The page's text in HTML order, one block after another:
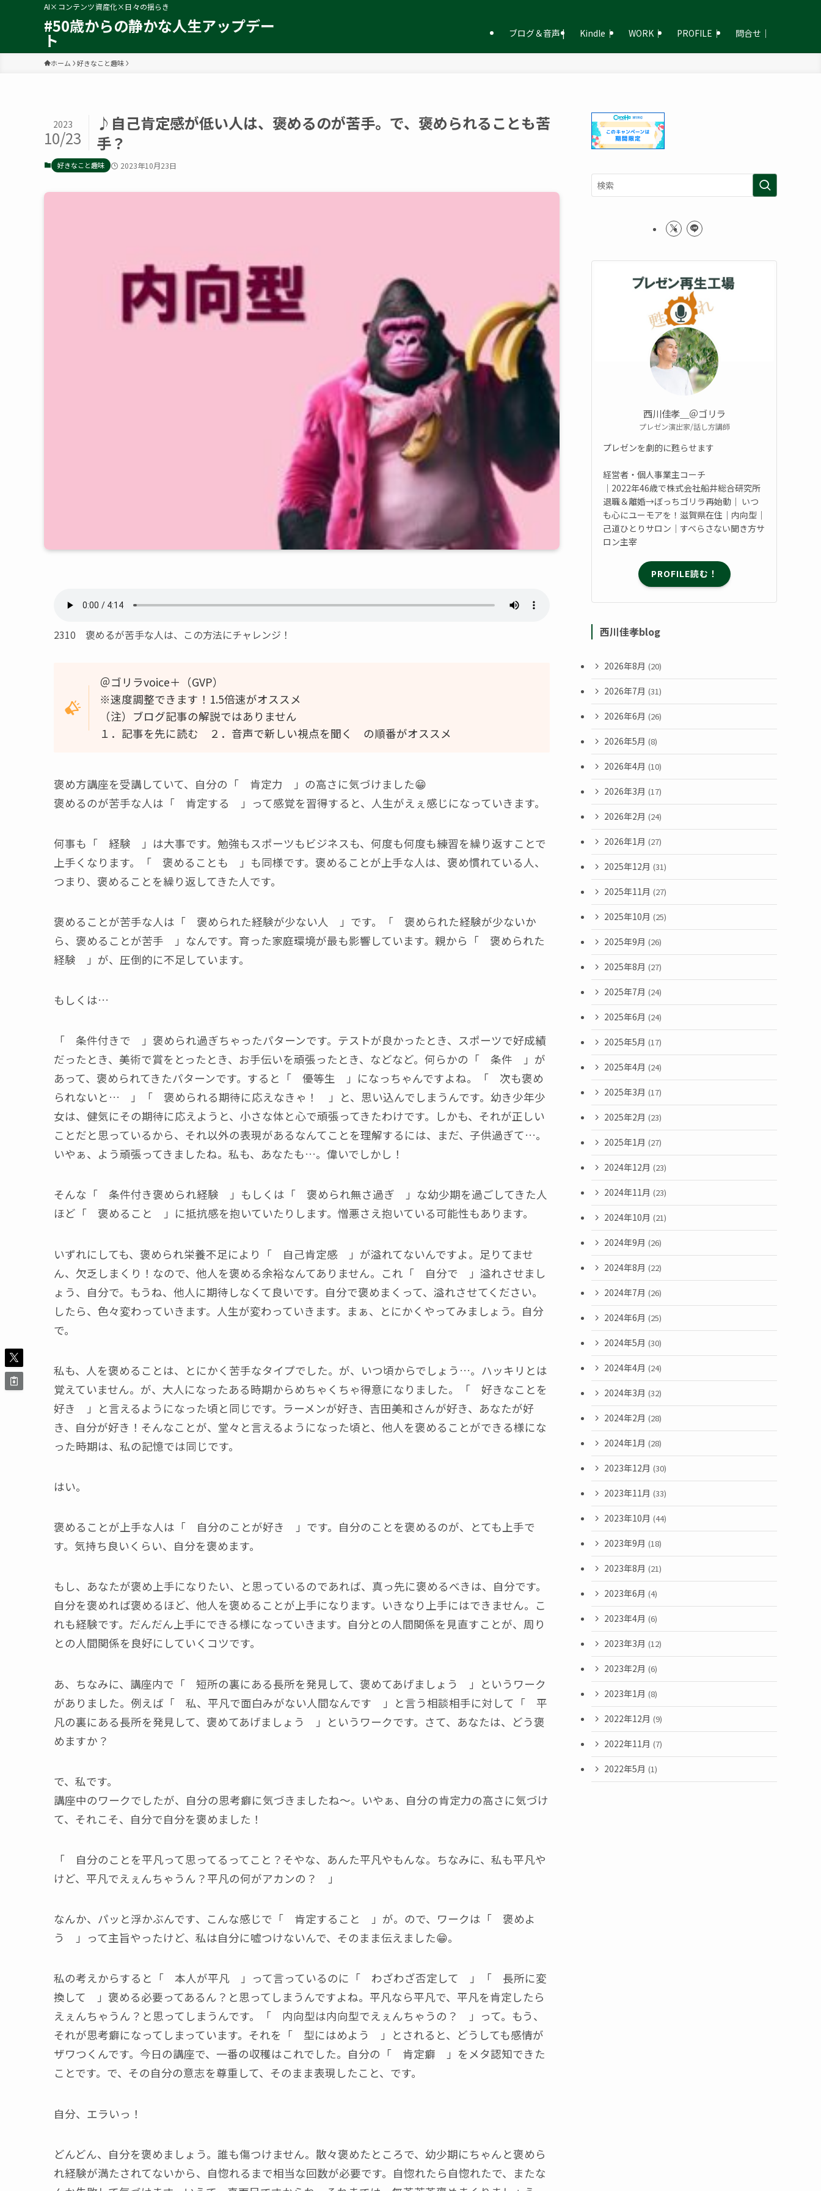
AI×コンテンツ資産化×日々の揺らき
#50歳からの静かな人生アップデー
ト ブログ＆音声 | Kindle｜ WORK｜ PROFILE｜ 問合せ｜
ホーム 好きなこと趣味
♪自己肯定感が低い人は、褒めるのが苦手。で、褒められることも苦
手？
2023
10/23
好きなこと趣味 2023年10月23日
2310 褒めるが苦手な人は、この方法にチャレンジ！
＠ゴリラvoice＋（GVP）
※速度調整できます！1.5倍速がオススメ
（注）ブログ記事の解説ではありません
１．記事を先に読む ２．音声で新しい視点を聞く の順番がオススメ
褒め方講座を受講していて、自分の「 肯定力 」の高さに気づけました😁
褒めるのが苦手な人は「 肯定する 」って感覚を習得すると、人生がえぇ感じになっていきます。
何事も「 経験 」は大事です。勉強もスポーツもビジネスも、何度も何度も練習を繰り返すことで
上手くなります。「 褒めることも 」も同様です。褒めることが上手な人は、褒め慣れている人、
つまり、褒めることを繰り返してきた人です。
褒めることが苦手な人は「 褒められた経験が少ない人 」です。「 褒められた経験が少ないか
ら、褒めることが苦手 」なんです。育った家庭環境が最も影響しています。親から「 褒められた
経験 」が、圧倒的に不足しています。
もしくは…
「 条件付きで 」褒められ過ぎちゃったパターンです。テストが良かったとき、スポーツで好成績
だったとき、美術で賞をとったとき、お手伝いを頑張ったとき、などなど。何らかの「 条件 」が
あって、褒められてきたパターンです。すると「 優等生 」になっちゃんですよね。「 次も褒め
られないと… 」「 褒められる期待に応えなきゃ！ 」と、思い込んでしまうんです。幼き少年少
女は、健気にその期待に応えようと、小さな体と心で頑張ってきたわけです。しかも、それが正しい
ことだと思っているから、それ以外の表現があるなんてことを理解するには、まだ、子供過ぎて…。
いやぁ、よう頑張ってきましたね。私も、あなたも…。偉いでしかし！
そんな「 条件付き褒められ経験 」もしくは「 褒められ無さ過ぎ 」な幼少期を過ごしてきた人
ほど「 褒めること 」に抵抗感を抱いていたりします。憎悪さえ抱いている可能性もあります。
いずれにしても、褒められ栄養不足により「 自己肯定感 」が溢れてないんですよ。足りてませ
ん、欠乏しまくり！なので、他人を褒める余裕なんてありません。これ「 自分で 」溢れさせまし
ょう、自分で。もうね、他人に期待しなくて良いです。自分で褒めまくって、溢れさせてください。
したら、色々変わっていきます。人生が変わっていきます。まぁ、とにかくやってみましょう。自分
で。
私も、人を褒めることは、とにかく苦手なタイプでした。が、いつ頃からでしょう…。ハッキリとは
覚えていません。が、大人になったある時期からめちゃくちゃ得意になりました。「 好きなことを
好き 」と言えるようになった頃と同じです。ラーメンが好き、吉田美和さんが好き、あなたが好
き、自分が好き！そんなことが、堂々と言えるようになった頃と、他人を褒めることができる様にな
った時期は、私の記憶では同じです。
はい。
褒めることが上手な人は「 自分のことが好き 」です。自分のことを褒めるのが、とても上手で
す。気持ち良いくらい、自分を褒めます。
もし、あなたが褒め上手になりたい、と思っているのであれば、真っ先に褒めるべきは、自分です。
自分を褒めれば褒めるほど、他人を褒めることが上手になります。いきなり上手にはできません。こ
れも経験です。だんだん上手にできる様になっていきます。自分との人間関係を見直すことが、周り
との人間関係を良好にしていくコツです。
あ、ちなみに、講座内で「 短所の裏にある長所を発見して、褒めてあげましょう 」というワーク
がありました。例えば「 私、平凡で面白みがない人間なんです 」と言う相談相手に対して「 平
凡の裏にある長所を発見して、褒めてあげましょう 」というワークです。さて、あなたは、どう褒
めますか？
で、私です。
講座中のワークでしたが、自分の思考癖に気づきましたね～。いやぁ、自分の肯定力の高さに気づけ
て、それこそ、自分で自分を褒めました！
「 自分のことを平凡って思ってるってこと？そやな、あんた平凡やもんな。ちなみに、私も平凡や
けど、平凡でえぇんちゃうん？平凡の何がアカンの？ 」
なんか、パッと浮かぶんです、こんな感じで「 肯定すること 」が。ので、ワークは「 褒めよ
う 」って主旨やったけど、私は自分に嘘つけないんで、そのまま伝えました😁。
私の考えからすると「 本人が平凡 」って言っているのに「 わざわざ否定して 」「 長所に変
換して 」褒める必要ってあるん？と思ってしまうんですよね。平凡なら平凡で、平凡を肯定したら
えぇんちゃうん？と思ってしまうんです。「 内向型は内向型でえぇんちゃうの？ 」って。もう、
それが思考癖になってしまっています。それを「 型にはめよう 」とされると、どうしても感情が
ザワつくんです。今日の講座で、一番の収穫はこれでした。自分の「 肯定癖 」をメタ認知できた
ことです。で、その自分の意志を尊重して、そのまま表現したこと、です。
自分、エラいっ！
どんどん、自分を褒めましょう。誰も傷つけません。散々褒めたところで、幼少期にちゃんと褒めら
れ経験が満たされてないから、自惚れるまで相当な回数が必要です。自惚れたら自惚れたで、またな
西川佳孝＿＠ゴリラ
プレゼン演出家/話し方講師
プレゼンを劇的に甦らせます
経営者・個人事業主コーチ
｜2022年46歳で株式会社船井総合研究所
退職＆離婚→ぼっちゴリラ再始動｜ いつ
も心にユーモアを！滋賀県在住｜内向型｜
己道ひとりサロン｜すべらさない聞き方サ
ロン主宰
PROFILE読む！
西川佳孝blog
2026年8月 (20)
2026年7月 (31)
2026年6月 (26)
2026年5月 (8)
2026年4月 (10)
2026年3月 (17)
2026年2月 (24)
2026年1月 (27)
2025年12月 (31)
2025年11月 (27)
2025年10月 (25)
2025年9月 (26)
2025年8月 (27)
2025年7月 (24)
2025年6月 (24)
2025年5月 (17)
2025年4月 (24)
2025年3月 (17)
2025年2月 (23)
2025年1月 (27)
2024年12月 (23)
2024年11月 (23)
2024年10月 (21)
2024年9月 (26)
2024年8月 (22)
2024年7月 (26)
2024年6月 (25)
2024年5月 (30)
2024年4月 (24)
2024年3月 (32)
2024年2月 (28)
2024年1月 (28)
2023年12月 (30)
2023年11月 (33)
2023年10月 (44)
2023年9月 (18)
2023年8月 (21)
2023年6月 (4)
2023年4月 (6)
2023年3月 (12)
2023年2月 (6)
2023年1月 (8)
2022年12月 (9)
2022年11月 (7)
2022年5月 (1)